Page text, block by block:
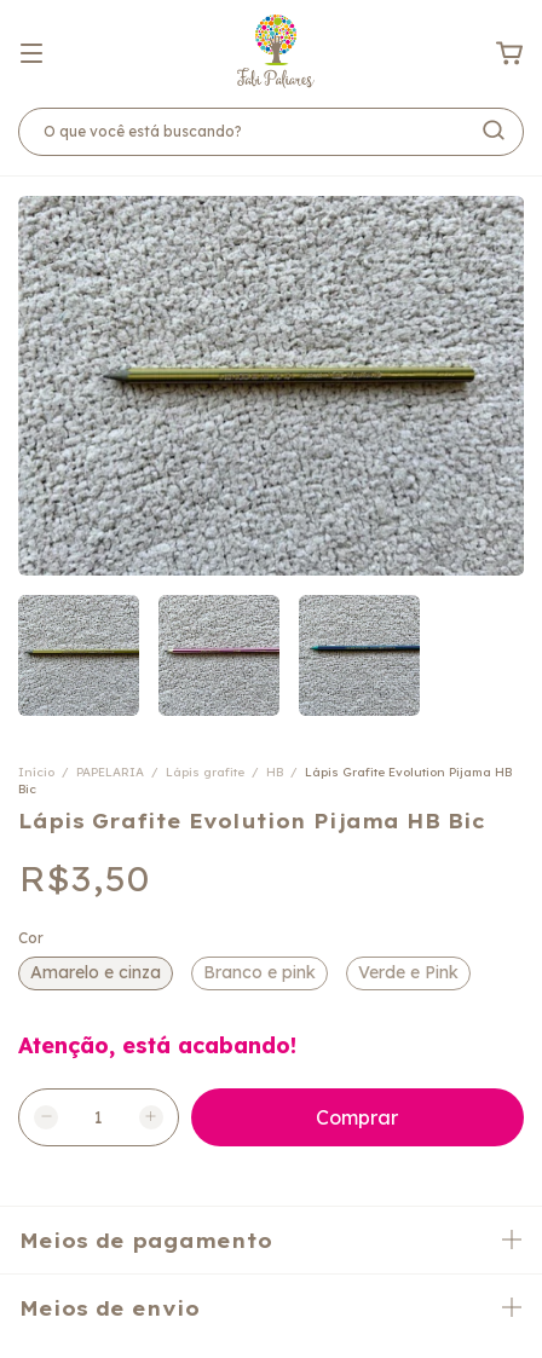
Início / PAPELARIA / Lápis grafite / HB /
Lápis Grafite Evolution Pijama HB
Bic
Lápis Grafite Evolution Pijama HB Bic
R$3,50
Cor
Amarelo e cinza Branco e pink Verde e Pink
Atenção, está acabando!
Meios de pagamento
Meios de envio